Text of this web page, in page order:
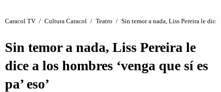
Caracol TV / Cultura Caracol / Teatro / Sin temor a nada, Liss Pereira le dice
Sin temor a nada, Liss Pereira le
dice a los hombres ‘venga que sí es
pa’ eso’